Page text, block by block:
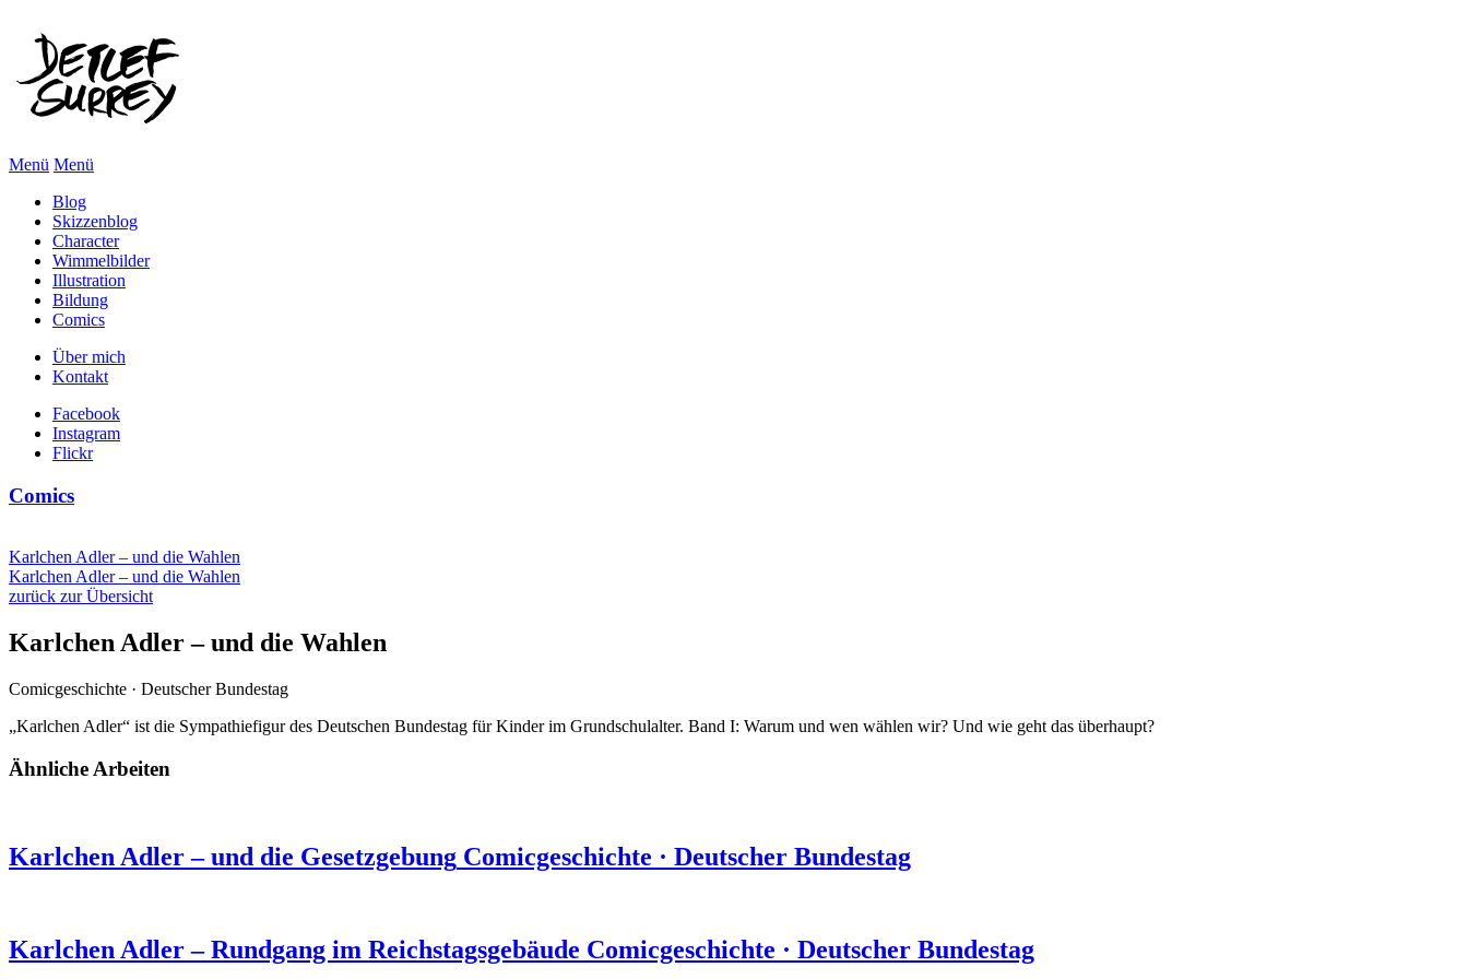
Menü Menü
Blog
Skizzenblog
Character
Wimmelbilder
Illustration
Bildung
Comics
Über mich
Kontakt
Facebook
Instagram
Flickr
Comics
Karlchen Adler – und die Wahlen
Karlchen Adler – und die Wahlen
zurück zur Übersicht
Karlchen Adler – und die Wahlen
Comicgeschichte · Deutscher Bundestag
„Karlchen Adler“ ist die Sympathiefigur des Deutschen Bundestag für Kinder im Grundschulalter. Band I: Warum und wen wählen wir? Und wie geht das überhaupt?
Ähnliche Arbeiten
Karlchen Adler – und die Gesetzgebung Comicgeschichte · Deutscher Bundestag
Karlchen Adler – Rundgang im Reichstags­gebäude Comicgeschichte · Deutscher Bundestag